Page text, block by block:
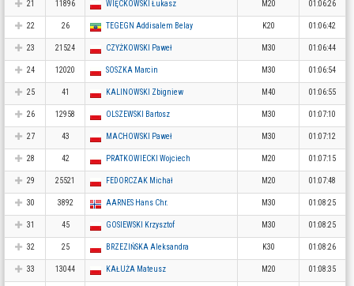
21 11896 WIĘCKOWSKI Łukasz M20 01:06:26
22 26 TEGEGN Addisalem Belay K20 01:06:42
23 21524 CZYŻKOWSKI Paweł M30 01:06:44
24 12020 SOSZKA Marcin M30 01:06:54
25 41 KALINOWSKI Zbigniew M40 01:06:55
26 12958 OLSZEWSKI Bartosz M30 01:07:10
27 43 MACHOWSKI Paweł M30 01:07:12
28 42 PRATKOWIECKI Wojciech M20 01:07:15
29 25521 FEDORCZAK Michał M20 01:07:48
30 3892 AARNES Hans Chr. M30 01:08:25
31 45 GOSIEWSKI Krzysztof M30 01:08:25
32 25 BRZEZIŃSKA Aleksandra K30 01:08:26
33 13044 KAŁUŻA Mateusz M20 01:08:35